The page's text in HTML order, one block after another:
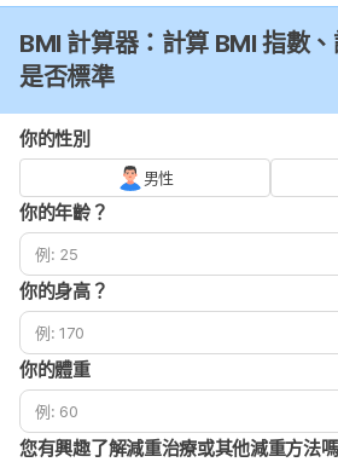
BMI 計算器：計算 BMI 指數
是否標準
你的性別
男性
你的年齡？
你的身高？
你的體重
您有興趣了解減重治療或其他減重方法